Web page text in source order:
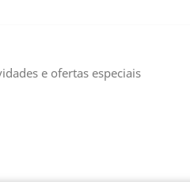
e ofertas especiais